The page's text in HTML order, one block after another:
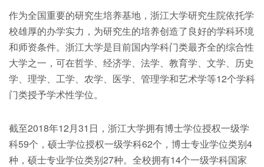
作为全国重要的研究生培养基地，浙江大学研究生院依托学
校雄厚的办学实力，为研究生的培养创造了良好的学科环境
和师资条件。浙江大学是目前国内学科门类最齐全的综合性
大学之一，可在哲学、经济学、法学、教育学、文学、历史
学、理学、工学、农学、医学、管理学和艺术学等12个学科
门类授予学术性学位。
截至2018年12月31日，浙江大学拥有博士学位授权一级学
科59个，硕士学位授权一级学科62个，博士专业学位类别4
种，硕士专业学位类别27种。全校拥有14个一级学科国家